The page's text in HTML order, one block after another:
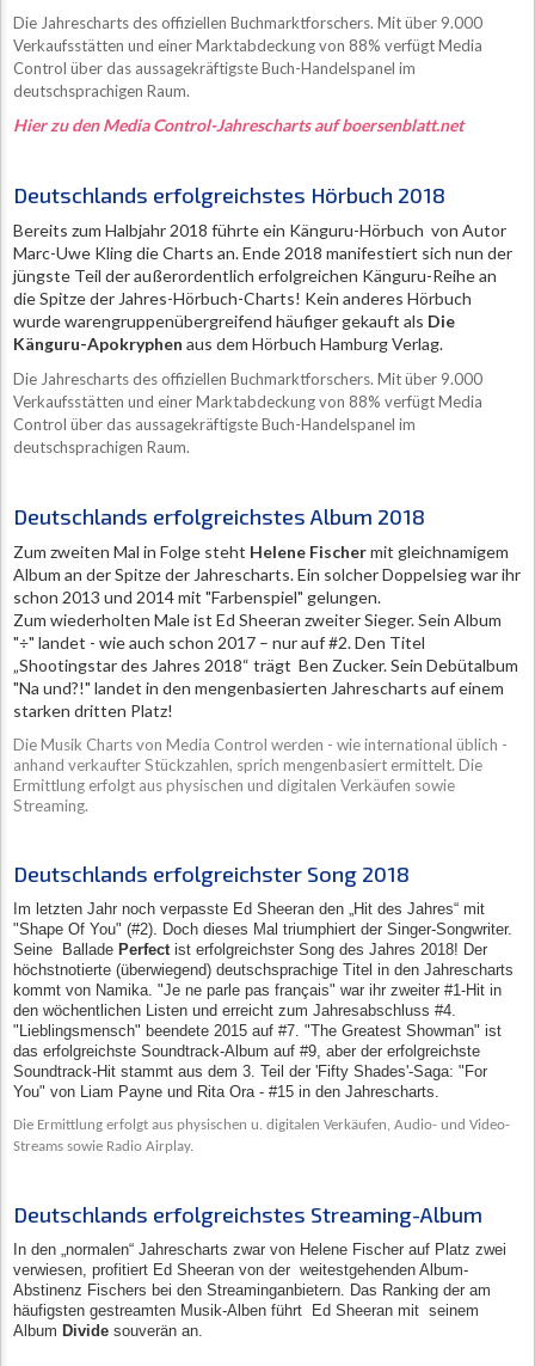
Die Jahrescharts des offiziellen Buchmarktforschers. Mit über 9.000
Verkaufsstätten und einer Marktabdeckung von 88% verfügt Media
Control über das aussagekräftigste Buch-Handelspanel im
deutschsprachigen Raum.
Hier zu den Media Control-Jahrescharts auf boersenblatt.net
Deutschlands erfolgreichstes Hörbuch 2018
Bereits zum Halbjahr 2018 führte ein Känguru-Hörbuch von Autor
Marc-Uwe Kling die Charts an. Ende 2018 manifestiert sich nun der
jüngste Teil der außerordentlich erfolgreichen Känguru-Reihe an
die Spitze der Jahres-Hörbuch-Charts! Kein anderes Hörbuch
wurde warengruppenübergreifend häufiger gekauft als Die
Känguru-Apokryphen aus dem Hörbuch Hamburg Verlag.
Die Jahrescharts des offiziellen Buchmarktforschers. Mit über 9.000
Verkaufsstätten und einer Marktabdeckung von 88% verfügt Media
Control über das aussagekräftigste Buch-Handelspanel im
deutschsprachigen Raum.
Deutschlands erfolgreichstes Album 2018
Zum zweiten Mal in Folge steht Helene Fischermit gleichnamigem
Album an der Spitze der Jahrescharts. Ein solcher Doppelsieg war ihr
schon 2013 und 2014 mit "Farbenspiel" gelungen.
Zum wiederholten Male ist Ed Sheeran zweiter Sieger. Sein Album
"÷" landet - wie auch schon 2017 – nur auf #2. Den Titel
„Shootingstar des Jahres 2018“ trägt Ben Zucker. Sein Debütalbum
"Na und?!" landet in den mengenbasierten Jahrescharts auf einem
starken dritten Platz!
Die Musik Charts von Media Control werden - wie international üblich -
anhand verkaufter Stückzahlen, sprich mengenbasiert ermittelt. Die
Ermittlung erfolgt aus physischen und digitalen Verkäufen sowie
Streaming.
Deutschlands erfolgreichster Song 2018
Im letzten Jahr noch verpasste Ed Sheeran den „Hit des Jahres“ mit
"Shape Of You" (#2). Doch dieses Mal triumphiert der Singer-Songwriter.
Seine
Ballade Perfectist erfolgreichster Song des Jahres 2018! Der
höchstnotierte (überwiegend) deutschsprachige Titel in den Jahrescharts
kommt von Namika. "Je ne parle pas français" war ihr zweiter #1-Hit in
den wöchentlichen Listen und erreicht zum Jahresabschluss #4.
"Lieblingsmensch" beendete 2015 auf #7. "The Greatest Showman" ist
das erfolgreichste Soundtrack-Album auf #9, aber der erfolgreichste
Soundtrack-Hit stammt aus dem 3. Teil der 'Fifty Shades'-Saga: "For
You" von Liam Payne und Rita Ora - #15 in den Jahrescharts.
Die Ermittlung erfolgt aus physischen u. digitalen Verkäufen, Audio- und Video-
Streams sowie Radio Airplay.
Deutschlands erfolgreichstes Streaming-Album
In den „normalen“ Jahrescharts zwar von Helene Fischer auf Platz zwei
verwiesen, profitiert Ed Sheeran von der weitestgehenden Album-
Abstinenz Fischers bei den Streaminganbietern. Das Ranking der am
häufigsten gestreamten Musik-Alben führt
Ed Sheeran mit seinem
Album Divide souverän an.